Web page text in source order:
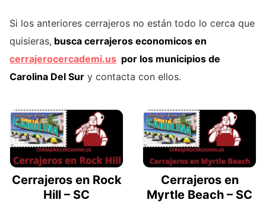
Si los anteriores cerrajeros no están todo lo cerca que
quisieras, busca cerrajeros economicos en
cerrajerocercademi.us por los municipios de
Carolina Del Sur y contacta con ellos.
Cerrajeros en Rock
Hill – SC
Cerrajeros en
Myrtle Beach – SC